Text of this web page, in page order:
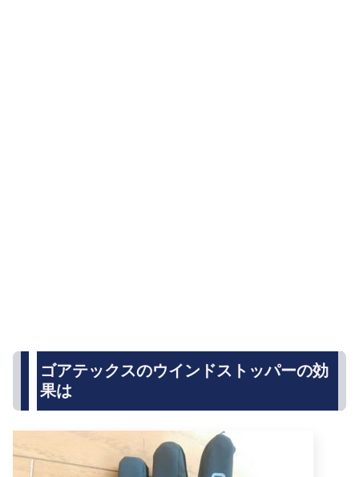
ゴアテックスのウインドストッパーの効
果は